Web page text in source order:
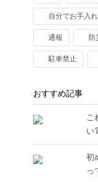
自分でお手入れ
通報 防
駐車禁止
おすすめ記事
こ
い
初
っ